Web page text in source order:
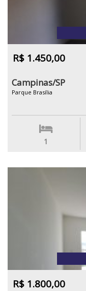
R$ 1.450,00
Campinas/SP
Parque Brasília
1
R$ 1.800,00